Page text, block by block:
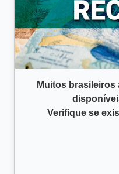
Muitos brasileiros
Verifique se